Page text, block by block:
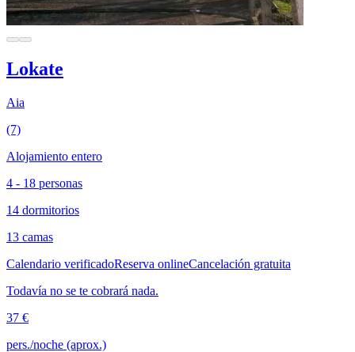
Lokate
Aia
(7)
Alojamiento entero
4 - 18 personas
14 dormitorios
13 camas
Calendario verificadoReserva onlineCancelación gratuita
Todavía no se te cobrará nada.
37 €
pers./noche (aprox.)